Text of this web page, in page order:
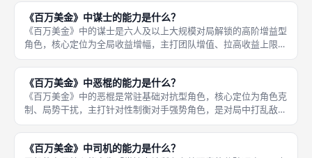
单，剔除角色重复失效、主动退出、被告密者淘汰的所有无效玩
家，确定最
《百万美金》中谋士的能力是什么？
《百万美金》中的谋士是六人及以上大规模对局解锁的高阶增益型
角色，核心定位为全局收益增幅，主打团队增值、拉高收益上限，
是多人对局不可或缺的核心角色。谋士成功存活且未失效的情况
下，专属能力即刻触发，「本轮全局赃款总额会获得大幅增幅提
升」，让整局
《百万美金》中恶棍的能力是什么？
《百万美金》中的恶棍是常驻基础对抗型角色，核心定位为角色克
制、局势干扰，主打针对性制衡对手强势角色，是对局中打乱敌方
布局、制衡强势玩家的关键角色。恶棍的专属能力为「针对性抵消
同类功能角色的优势效果」，当场上存在司机、暴徒等强势收益角
色时，恶
《百万美金》中司机的能力是什么？